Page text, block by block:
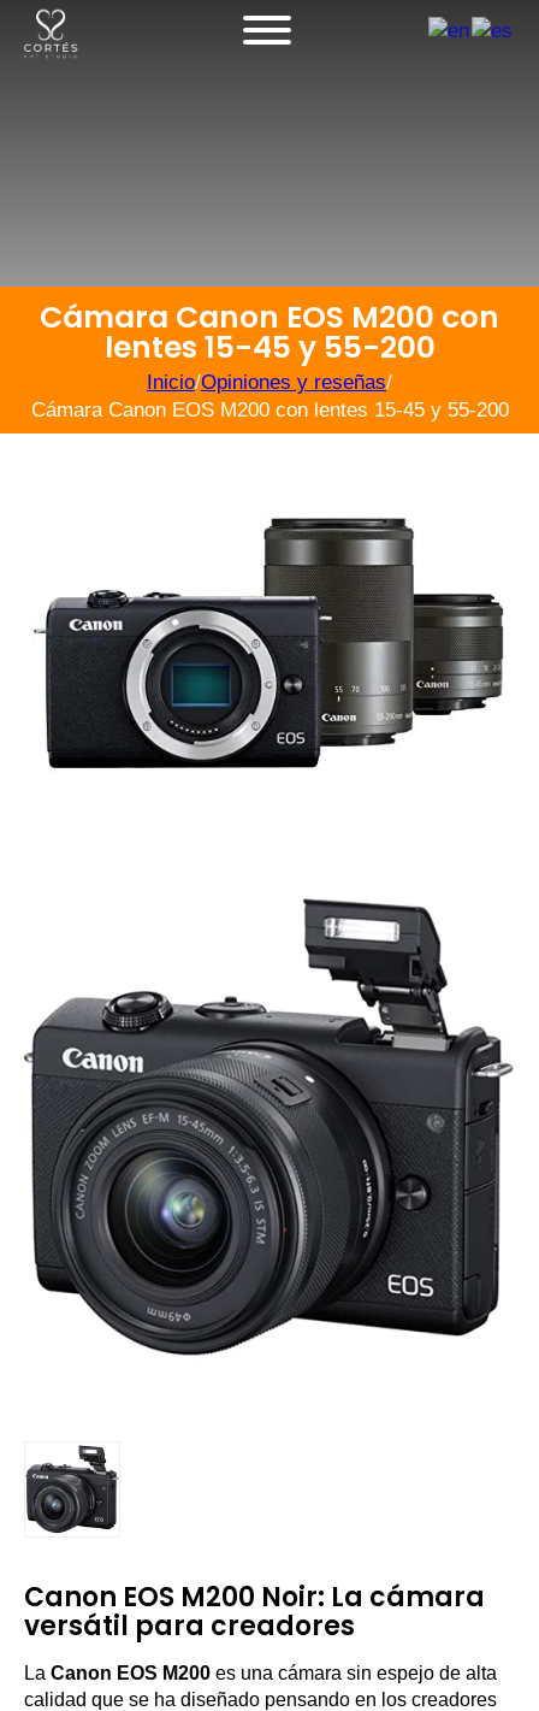
Cámara Canon EOS M200 con
lentes 15-45 y 55-200
Inicio/Opiniones y reseñas/
Cámara Canon EOS M200 con lentes 15-45 y 55-200
Canon EOS M200 Noir: La cámara
versátil para creadores
La Canon EOS M200 es una cámara sin espejo de alta
calidad que se ha diseñado pensando en los creadores